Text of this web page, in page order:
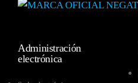
Administración
electrónica